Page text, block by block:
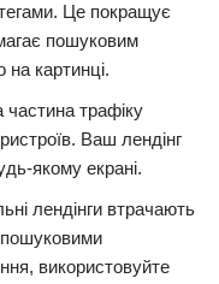
Це покращує
пошуковим
картинці.
частина трафіку
Ваш лендінг
якому екрані.
лендінги втрачають
пошуковими
використовуйте